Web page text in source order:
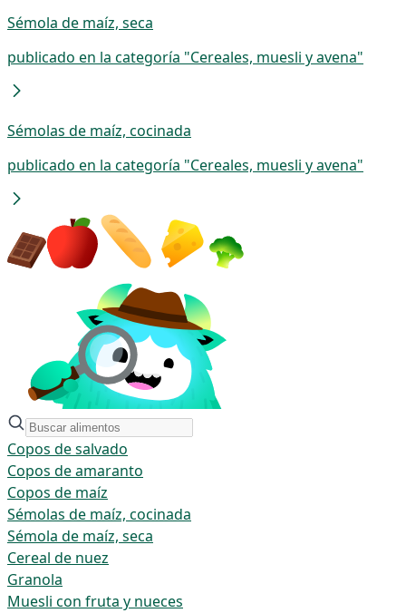
Sémola de maíz, seca
publicado en la categoría "Cereales, muesli y avena"
Sémolas de maíz, cocinada
publicado en la categoría "Cereales, muesli y avena"
Copos de salvado
Copos de amaranto
Copos de maíz
Sémolas de maíz, cocinada
Sémola de maíz, seca
Cereal de nuez
Granola
Muesli con fruta y nueces